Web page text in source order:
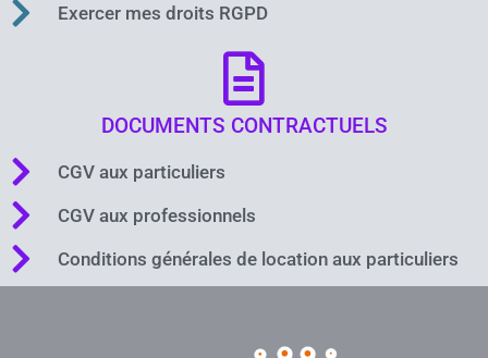
Exercer mes droits RGPD
DOCUMENTS CONTRACTUELS
CGV aux particuliers
CGV aux professionnels
Conditions générales de location aux particuliers